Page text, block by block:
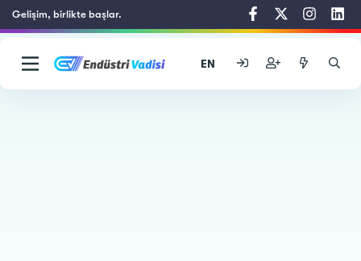
Gelişim, birlikte başlar.
EN